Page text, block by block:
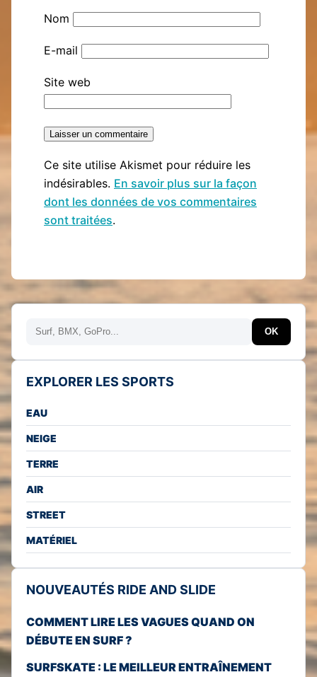
Nom
E-mail
Site web
Ce site utilise Akismet pour réduire les
indésirables. En savoir plus sur la façon
dont les données de vos commentaires
sont traitées.
Rechercher OK
EXPLORER LES SPORTS
EAU
NEIGE
TERRE
AIR
STREET
MATÉRIEL
NOUVEAUTÉS RIDE AND SLIDE
COMMENT LIRE LES VAGUES QUAND ON
DÉBUTE EN SURF ?
SURFSKATE : LE MEILLEUR ENTRAÎNEMENT